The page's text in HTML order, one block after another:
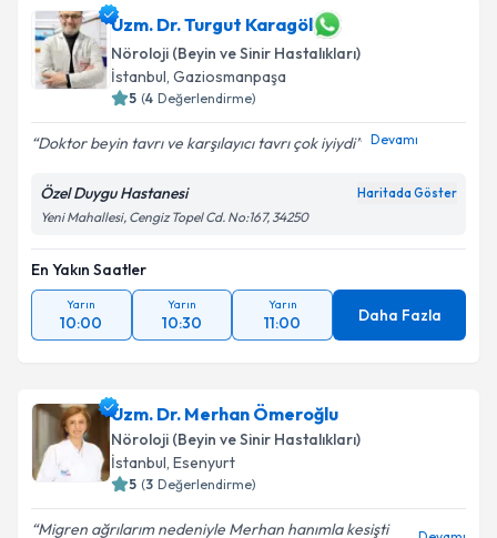
Uzm. Dr. Turgut Karagöl
Nöroloji (Beyin ve Sinir Hastalıkları)
İstanbul, Gaziosmanpaşa
( Değerlendirme)
Doktor beyin tavrı ve karşılayıcı tavrı çok iyiydi
Özel Duygu Hastanesi
Yeni Mahallesi, Cengiz Topel Cd. No:167, 34250
En Yakın Saatler
Yarın
10:00
Yarın
10:30
Yarın
11:00 Daha Fazla
Uzm. Dr. Merhan Ömeroğlu
Nöroloji (Beyin ve Sinir Hastalıkları)
İstanbul, Esenyurt
( Değerlendirme)